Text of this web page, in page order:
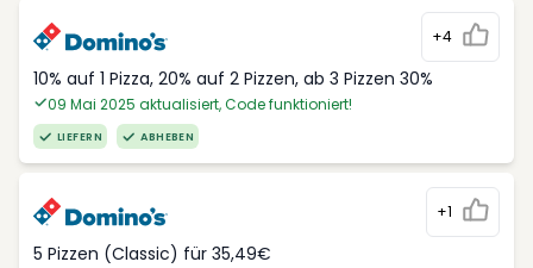
+4
10% auf 1 Pizza, 20% auf 2 Pizzen, ab 3 Pizzen 30%
09 Mai 2025 aktualisiert, Code funktioniert!
LIEFERN ABHEBEN
+1
5 Pizzen (Classic) für 35,49€